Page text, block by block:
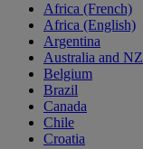
Africa (French)
Africa (English)
Argentina
Australia and NZ
Belgium
Brazil
Canada
Chile
Croatia